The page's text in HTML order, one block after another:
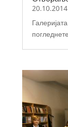
20.10.2014